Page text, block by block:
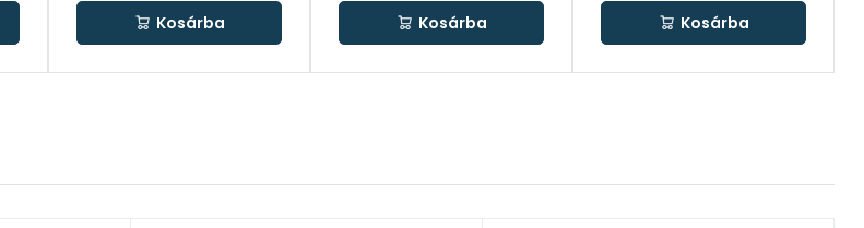
Kosárba Kosárba Kosárba